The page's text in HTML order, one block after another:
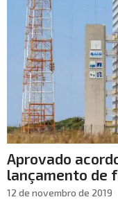
Aprovado
lançamento de
12 de novembro de 2019